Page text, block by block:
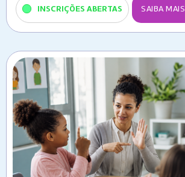
INSCRIÇÕES ABERTAS SAIBA MAIS